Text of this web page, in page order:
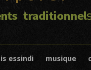
essindi musique